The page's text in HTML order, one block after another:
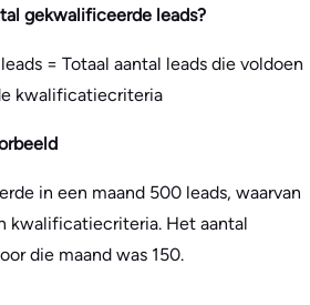
gekwalificeerde leads?
= Totaal aantal leads die voldoen
kwalificatiecriteria
in een maand 500 leads, waarvan
kwalificatiecriteria. Het aantal
die maand was 150.